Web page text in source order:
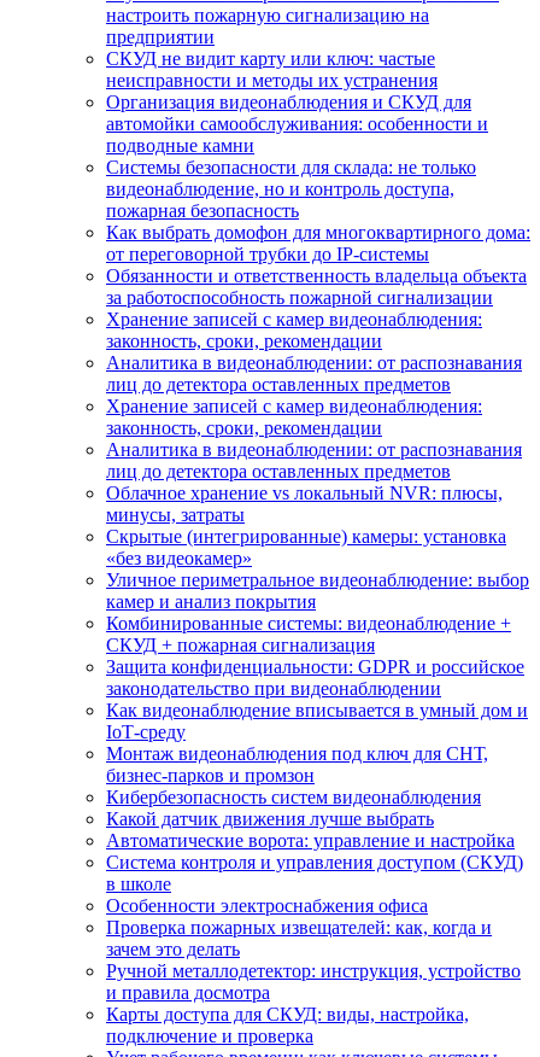
настроить пожарную сигнализацию на
предприятии
СКУД не видит карту или ключ: частые
неисправности и методы их устранения
Организация видеонаблюдения и СКУД для
автомойки самообслуживания: особенности и
подводные камни
Системы безопасности для склада: не только
видеонаблюдение, но и контроль доступа,
пожарная безопасность
Как выбрать домофон для многоквартирного дома:
от переговорной трубки до IP-системы
Обязанности и ответственность владельца объекта
за работоспособность пожарной сигнализации
Хранение записей с камер видеонаблюдения:
законность, сроки, рекомендации
Аналитика в видеонаблюдении: от распознавания
лиц до детектора оставленных предметов
Хранение записей с камер видеонаблюдения:
законность, сроки, рекомендации
Аналитика в видеонаблюдении: от распознавания
лиц до детектора оставленных предметов
Облачное хранение vs локальный NVR: плюсы,
минусы, затраты
Скрытые (интегрированные) камеры: установка
«без видеокамер»
Уличное периметральное видеонаблюдение: выбор
камер и анализ покрытия
Комбинированные системы: видеонаблюдение +
СКУД + пожарная сигнализация
Защита конфиденциальности: GDPR и российское
законодательство при видеонаблюдении
Как видеонаблюдение вписывается в умный дом и
IoT‑среду
Монтаж видеонаблюдения под ключ для СНТ,
бизнес‑парков и промзон
Кибербезопасность систем видеонаблюдения
Какой датчик движения лучше выбрать
Автоматические ворота: управление и настройка
Система контроля и управления доступом (СКУД)
в школе
Особенности электроснабжения офиса
Проверка пожарных извещателей: как, когда и
зачем это делать
Ручной металлодетектор: инструкция, устройство
и правила досмотра
Карты доступа для СКУД: виды, настройка,
подключение и проверка